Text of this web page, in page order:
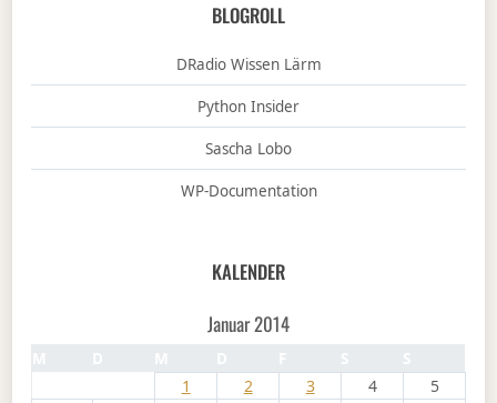
BLOGROLL
DRadio Wissen Lärm
Python Insider
Sascha Lobo
WP-Documentation
KALENDER
Januar 2014
1 2 3 4
5